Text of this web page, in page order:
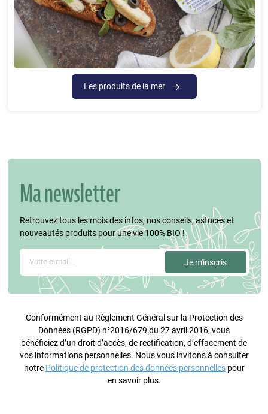
Les produits de la mer
Ma newsletter
Retrouvez tous les mois des infos, nos conseils, astuces et
nouveautés produits pour une vie 100% BIO !
Conformément au Règlement Général sur la Protection des
Données (RGPD) n°2016/679 du 27 avril 2016, vous
bénéficiez d’un droit d’accès, de rectification, d’effacement de
vos informations personnelles. Nous vous invitons à consulter
notre Politique de protection des données personnellespour
en savoir plus.